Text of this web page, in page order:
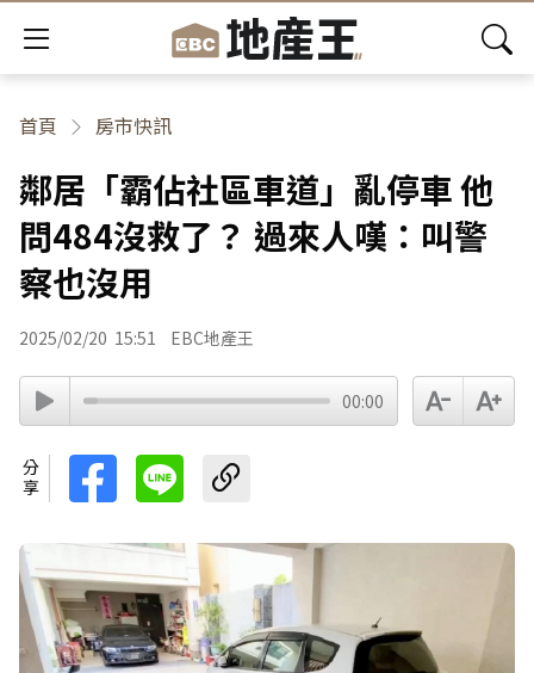
首頁 房市快訊
鄰居「霸佔社區車道」亂停車 他
問484沒救了？ 過來人嘆：叫警
察也沒用
2025/02/20 15:51 EBC地產王
00:00
分享